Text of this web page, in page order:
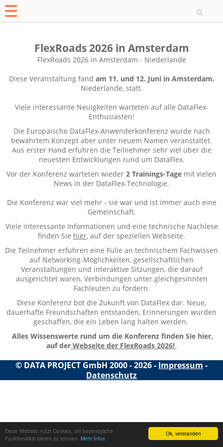
Ok, verstanden
Diese Website nutzt Cookies, um bestmögliche
Funktionalität bieten zu können. Mehr Infos
O
FlexRoads 2026 in Amsterdam
FlexRoads 2026 in Amsterdam - Niederlande
Diese Veranstaltung fand am 11. und 12. Juni in Amsterdam,
Niederlande, statt.
Viele interessante Neuigkeiten warteten auf alle DataFlex-
Enthusiasten!
Die Europäische DataFlex-Anwenderkonferenz wurde nach
bewährtem Konzept aber unter neuem Namen veranstaltet.
Aus erster Hand erfuhren die Teilnehmer sehr viel über die
neuesten Entwicklungen rund um DataFlex.
Vor der Konferenz warteten wieder 2 Trainings-Tage mit vielen
News in der DataFlex-Technologie.
Die Konferenz war viel mehr - sie war und ist immer auch eine
Gemeinschaft.
Viele interessante Informationen und eine technische Nachlese
finden Sie hier, auf der speziellen Webseite.
Die Teilnehmer erfuhren eine Fülle an technischem Fachwissen
auf Networking-Möglichkeiten, gesellschaftlichen
Veranstaltungen und interaktive Sitzungen, die darauf
ausgerichtet waren, Verbindungen unter gleichgesinnten
Fachleuten zu fördern.
Diese Konferenz bot die Zukunft von DataFlex dar. Neue,
dauerhafte Freundschaften entstanden, Erinnerungen wurden
geschaffen, die ein Leben lang halten werden.
Alles Wissenswerte rund um die Konferenz finden Sie hier,
auf der Webseite der FlexRoads 2026!
© DATA PROJECT GmbH 2000 - 2026 - Impressum -
Datenschutz